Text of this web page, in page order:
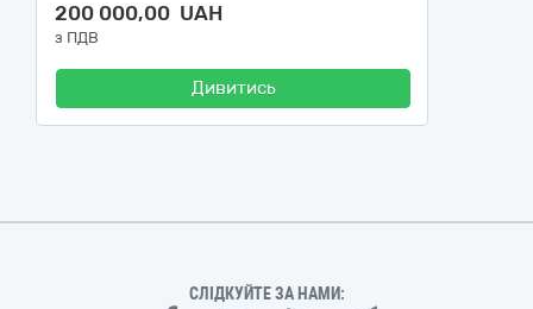
200 000,00 UAH
з ПДВ
Дивитись
СЛІДКУЙТЕ ЗА НАМИ: